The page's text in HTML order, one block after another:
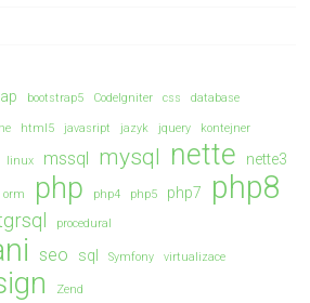
bootstrap5 CodeIgniter css database
html5 javasript jazyk jquery kontejner
linux mssql mysql nette nette3
orm php php4 php5 php7 php8
procedural
seo sql Symfony virtualizace
Zend